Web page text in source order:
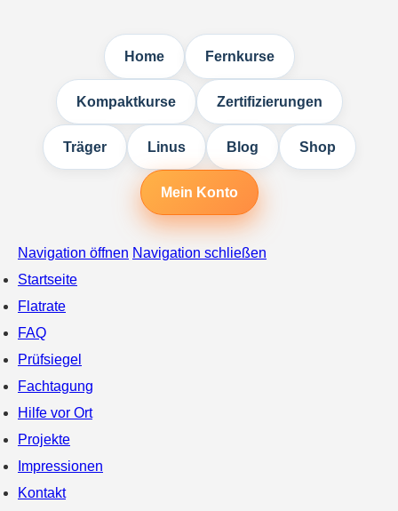
Home Fernkurse
Kompaktkurse Zertifizierungen
Träger Linus Blog Shop
Mein Konto
Navigation öffnen Navigation schließen
Startseite
Flatrate
FAQ
Prüfsiegel
Fachtagung
Hilfe vor Ort
Projekte
Impressionen
Kontakt